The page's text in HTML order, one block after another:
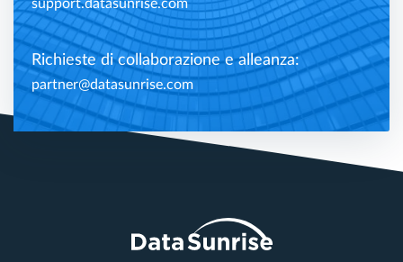
support.datasunrise.com
Richieste di collaborazione e alleanza:
partner@datasunrise.com